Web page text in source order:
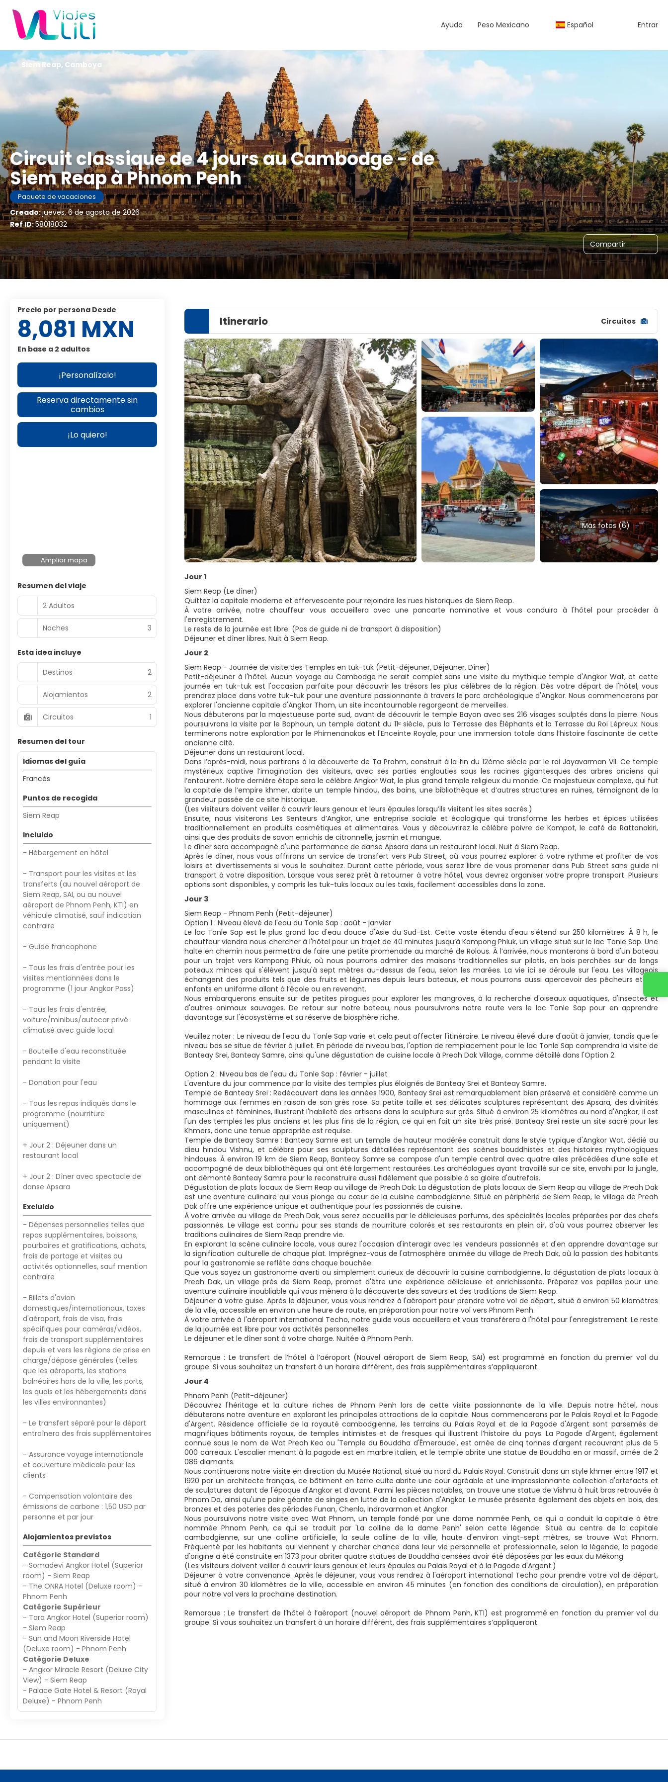
Ayuda Peso Mexicano Español Entrar
Circuit classique de 4 jours au Cambodge - de
Siem Reap à Phnom Penh
Paquete de vacaciones
Creado:jueves, 6 de agosto de 2026
Ref ID:58018032
Compartir
Siem Reap, Camboya
Itinerario Circuitos
Más fotos (6)
Jour 1
Siem Reap (Le dîner)
Quittez la capitale moderne et effervescente pour rejoindre les rues historiques de Siem Reap.
À votre arrivée, notre chauffeur vous accueillera avec une pancarte nominative et vous conduira à l'hôtel pour procéder à
l'enregistrement.
Le reste de la journée est libre. (Pas de guide ni de transport à disposition)
Déjeuner et dîner libres. Nuit à Siem Reap.
Jour 2
Siem Reap - Journée de visite des Temples en tuk-tuk (Petit-déjeuner, Déjeuner, Dîner)
Petit-déjeuner à l'hôtel. Aucun voyage au Cambodge ne serait complet sans une visite du mythique temple d'Angkor Wat, et cette
journée en tuk-tuk est l'occasion parfaite pour découvrir les trésors les plus célèbres de la région. Dès votre départ de l'hôtel, vous
prendrez place dans votre tuk-tuk pour une aventure passionnante à travers le parc archéologique d'Angkor. Nous commencerons par
explorer l'ancienne capitale d'Angkor Thom, un site incontournable regorgeant de merveilles.
Nous débuterons par la majestueuse porte sud, avant de découvrir le temple Bayon avec ses 216 visages sculptés dans la pierre. Nous
poursuivrons la visite par le Baphoun, un temple datant du 11ᵉ siècle, puis la Terrasse des Éléphants et la Terrasse du Roi Lépreux. Nous
terminerons notre exploration par le Phimenanakas et l'Enceinte Royale, pour une immersion totale dans l’histoire fascinante de cette
ancienne cité.
Déjeuner dans un restaurant local.
Dans l’après-midi, nous partirons à la découverte de Ta Prohm, construit à la fin du 12ème siècle par le roi Jayavarman VII. Ce temple
mystérieux captive l’imagination des visiteurs, avec ses parties englouties sous les racines gigantesques des arbres anciens qui
l’entourent. Notre dernière étape sera le célèbre Angkor Wat, le plus grand temple religieux du monde. Ce majestueux complexe, qui fut
la capitale de l’empire khmer, abrite un temple hindou, des bains, une bibliothèque et d’autres structures en ruines, témoignant de la
grandeur passée de ce site historique.
(Les visiteurs doivent veiller à couvrir leurs genoux et leurs épaules lorsqu’ils visitent les sites sacrés.)
Ensuite, nous visiterons Les Senteurs d’Angkor, une entreprise sociale et écologique qui transforme les herbes et épices utilisées
traditionnellement en produits cosmétiques et alimentaires. Vous y découvrirez le célèbre poivre de Kampot, le café de Rattanakiri,
ainsi que des produits de savon enrichis de citronnelle, jasmin et mangue.
Le dîner sera accompagné d'une performance de danse Apsara dans un restaurant local. Nuit à Siem Reap.
Après le dîner, nous vous offrirons un service de transfert vers Pub Street, où vous pourrez explorer à votre rythme et profiter de vos
loisirs et divertissements si vous le souhaitez. Durant cette période, vous serez libre de vous promener dans Pub Street sans guide ni
transport à votre disposition. Lorsque vous serez prêt à retourner à votre hôtel, vous devrez organiser votre propre transport. Plusieurs
options sont disponibles, y compris les tuk-tuks locaux ou les taxis, facilement accessibles dans la zone.
Jour 3
Siem Reap - Phnom Penh (Petit-déjeuner)
Option 1 : Niveau élevé de l'eau du Tonle Sap : août - janvier
Le lac Tonle Sap est le plus grand lac d'eau douce d'Asie du Sud-Est. Cette vaste étendu d'eau s'étend sur 250 kilomètres. À 8 h, le
chauffeur viendra nous chercher à l'hôtel pour un trajet de 40 minutes jusqu’à Kampong Phluk, un village situé sur le lac Tonle Sap. Une
halte en chemin nous permettra de faire une petite promenade au marché de Rolous. À l’arrivée, nous monterons à bord d'un bateau
pour un trajet vers Kampong Phluk, où nous pourrons admirer des maisons traditionnelles sur pilotis, en bois perchées sur de longs
poteaux minces qui s'élèvent jusqu'à sept mètres au-dessus de l'eau, selon les marées. La vie ici se déroule sur l'eau. Les villageois
échangent des produits tels que des fruits et légumes depuis leurs bateaux, et nous pourrons aussi apercevoir des pêcheurs et des
enfants en uniforme allant à l’école ou en revenant.
Nous embarquerons ensuite sur de petites pirogues pour explorer les mangroves, à la recherche d'oiseaux aquatiques, d'insectes et
d'autres animaux sauvages. De retour sur notre bateau, nous poursuivrons notre route vers le lac Tonle Sap pour en apprendre
davantage sur l'écosystème et sa réserve de biosphère riche.
Veuillez noter : Le niveau de l'eau du Tonle Sap varie et cela peut affecter l'itinéraire. Le niveau élevé dure d'août à janvier, tandis que le
niveau bas se situe de février à juillet. En période de niveau bas, l'option de remplacement pour le lac Tonle Sap comprendra la visite de
Banteay Srei, Banteay Samre, ainsi qu'une dégustation de cuisine locale à Preah Dak Village, comme détaillé dans l'Option 2.
Option 2 : Niveau bas de l'eau du Tonle Sap : février - juillet
L'aventure du jour commence par la visite des temples plus éloignés de Banteay Srei et Banteay Samre.
Temple de Banteay Srei : Redécouvert dans les années 1900, Banteay Srei est remarquablement bien préservé et considéré comme un
hommage aux femmes en raison de son grès rose. Sa petite taille et ses délicates sculptures représentant des Apsara, des divinités
masculines et féminines, illustrent l'habileté des artisans dans la sculpture sur grès. Situé à environ 25 kilomètres au nord d'Angkor, il est
l'un des temples les plus anciens et les plus fins de la région, ce qui en fait un site très prisé. Banteay Srei reste un site sacré pour les
Khmers, donc une tenue appropriée est requise.
Temple de Banteay Samre : Banteay Samre est un temple de hauteur modérée construit dans le style typique d'Angkor Wat, dédié au
dieu hindou Vishnu, et célèbre pour ses sculptures détaillées représentant des scènes bouddhistes et des histoires mythologiques
hindoues. À environ 19 km de Siem Reap, Banteay Samre se compose d'un temple central avec quatre ailes précédées d'une salle et
accompagné de deux bibliothèques qui ont été largement restaurées. Les archéologues ayant travaillé sur ce site, envahi par la jungle,
ont démonté Banteay Samre pour le reconstruire aussi fidèlement que possible à sa gloire d'autrefois.
Dégustation de plats locaux de Siem Reap au village de Preah Dak: La dégustation de plats locaux de Siem Reap au village de Preah Dak
est une aventure culinaire qui vous plonge au cœur de la cuisine cambodgienne. Situé en périphérie de Siem Reap, le village de Preah
Dak offre une expérience unique et authentique pour les passionnés de cuisine.
À votre arrivée au village de Preah Dak, vous serez accueillis par le délicieuses parfums, des spécialités locales préparées par des chefs
passionnés. Le village est connu pour ses stands de nourriture colorés et ses restaurants en plein air, d'où vous pourrez observer les
traditions culinaires de Siem Reap prendre vie.
En explorant la scène culinaire locale, vous aurez l'occasion d'interagir avec les vendeurs passionnés et d'en apprendre davantage sur
la signification culturelle de chaque plat. Imprégnez-vous de l'atmosphère animée du village de Preah Dak, où la passion des habitants
pour la gastronomie se reflète dans chaque bouchée.
Que vous soyez un gastronome averti ou simplement curieux de découvrir la cuisine cambodgienne, la dégustation de plats locaux à
Preah Dak, un village près de Siem Reap, promet d'être une expérience délicieuse et enrichissante. Préparez vos papilles pour une
aventure culinaire inoubliable qui vous mènera à la découverte des saveurs et des traditions de Siem Reap.
Déjeuner à votre guise. Après le déjeuner, vous vous rendrez à l'aéroport pour prendre votre vol de départ, situé à environ 50 kilomètres
de la ville, accessible en environ une heure de route, en préparation pour notre vol vers Phnom Penh.
À votre arrivée à l'aéroport international Techo, notre guide vous accueillera et vous transférera à l'hôtel pour l'enregistrement. Le reste
de la journée est libre pour vos activités personnelles.
Le déjeuner et le dîner sont à votre charge. Nuitée à Phnom Penh.
Remarque : Le transfert de l’hôtel à l’aéroport (Nouvel aéroport de Siem Reap, SAI) est programmé en fonction du premier vol du
groupe. Si vous souhaitez un transfert à un horaire différent, des frais supplémentaires s’appliqueront.
Jour 4
Phnom Penh (Petit-déjeuner)
Découvrez l'héritage et la culture riches de Phnom Penh lors de cette visite passionnante de la ville. Depuis notre hôtel, nous
débuterons notre aventure en explorant les principales attractions de la capitale. Nous commencerons par le Palais Royal et la Pagode
d'Argent. Résidence officielle de la royauté cambodgienne, les terrains du Palais Royal et de la Pagode d'Argent sont parsemés de
magnifiques bâtiments royaux, de temples intimistes et de fresques qui illustrent l’histoire du pays. La Pagode d'Argent, également
connue sous le nom de Wat Preah Keo ou 'Temple du Bouddha d'Émeraude', est ornée de cinq tonnes d'argent recouvrant plus de 5
000 carreaux. L'escalier menant à la pagode est en marbre italien, et le temple abrite une statue de Bouddha en or massif, ornée de 2
086 diamants.
Nous continuerons notre visite en direction du Musée National, situé au nord du Palais Royal. Construit dans un style khmer entre 1917 et
1920 par un architecte français, ce bâtiment en terre cuite abrite une cour agréable et une impressionnante collection d'artefacts et
de sculptures datant de l'époque d'Angkor et d’avant. Parmi les pièces notables, on trouve une statue de Vishnu à huit bras retrouvée à
Phnom Da, ainsi qu'une paire géante de singes en lutte de la collection d'Angkor. Le musée présente également des objets en bois, des
bronzes et des poteries des périodes Funan, Chenla, Indravarman et Angkor.
Nous poursuivons notre visite avec Wat Phnom, un temple fondé par une dame nommée Penh, ce qui a conduit la capitale à être
nommée Phnom Penh, ce qui se traduit par 'La colline de la dame Penh' selon cette légende. Situé au centre de la capitale
cambodgienne, sur une colline artificielle, la seule colline de la ville, haute d'environ vingt-sept mètres, se trouve Wat Phnom.
Fréquenté par les habitants qui viennent y chercher chance dans leur vie personnelle et professionnelle, selon la légende, la pagode
d'origine a été construite en 1373 pour abriter quatre statues de Bouddha censées avoir été déposées par les eaux du Mékong.
(Les visiteurs doivent veiller à couvrir leurs genoux et leurs épaules au Palais Royal et à la Pagode d'Argent.)
Déjeuner à votre convenance. Après le déjeuner, vous vous rendrez à l'aéroport international Techo pour prendre votre vol de départ,
situé à environ 30 kilomètres de la ville, accessible en environ 45 minutes (en fonction des conditions de circulation), en préparation
pour notre vol vers la prochaine destination.
Remarque : Le transfert de l’hôtel à l’aéroport (nouvel aéroport de Phnom Penh, KTI) est programmé en fonction du premier vol du
groupe. Si vous souhaitez un transfert à un horaire différent, des frais supplémentaires s’appliqueront.
precio por persona Desde
8,081 MXN
En base a 2 adultos
¡Personalízalo!
Reserva directamente sin
cambios
¡Lo quiero!
Ampliar mapa
Resumen del viaje
2 Adultos
Noches 3
Esta idea incluye
Destinos
2
Alojamientos 2
Circuitos 1
Resumen del tour
Idiomas del guía
Francés
Puntos de recogida
Siem Reap
Incluido
- Hébergement en hôtel
- Transport pour les visites et les
transferts (au nouvel aéroport de
Siem Reap, SAI, ou au nouvel
aéroport de Phnom Penh, KTI) en
véhicule climatisé, sauf indication
contraire
- Guide francophone
- Tous les frais d'entrée pour les
visites mentionnées dans le
programme (1 jour Angkor Pass)
- Tous les frais d'entrée,
voiture/minibus/autocar privé
climatisé avec guide local
- Bouteille d'eau reconstituée
pendant la visite
- Donation pour l'eau
- Tous les repas indiqués dans le
programme (nourriture
uniquement)
+ Jour 2 : Déjeuner dans un
restaurant local
+ Jour 2 : Dîner avec spectacle de
danse Apsara
Excluido
- Dépenses personnelles telles que
repas supplémentaires, boissons,
pourboires et gratifications, achats,
frais de portage et visites ou
activités optionnelles, sauf mention
contraire
- Billets d'avion
domestiques/internationaux, taxes
d'aéroport, frais de visa, frais
spécifiques pour caméras/vidéos,
frais de transport supplémentaires
depuis et vers les régions de prise en
charge/dépose générales (telles
que les aéroports, les stations
balnéaires hors de la ville, les ports,
les quais et les hébergements dans
les villes environnantes)
- Le transfert séparé pour le départ
entraînera des frais supplémentaires
- Assurance voyage internationale
et couverture médicale pour les
clients
- Compensation volontaire des
émissions de carbone : 1,50 USD par
personne et par jour
Alojamientos previstos
Catégorie Standard
- Somadevi Angkor Hotel (Superior
room) - Siem Reap
- The ONRA Hotel (Deluxe room) -
Phnom Penh
Catégorie Supérieur
- Tara Angkor Hotel (Superior room)
- Siem Reap
- Sun and Moon Riverside Hotel
(Deluxe room) - Phnom Penh
Catégorie Deluxe
- Angkor Miracle Resort (Deluxe City
View) - Siem Reap
- Palace Gate Hotel & Resort (Royal
Deluxe) - Phnom Penh
Contacta con nosotros